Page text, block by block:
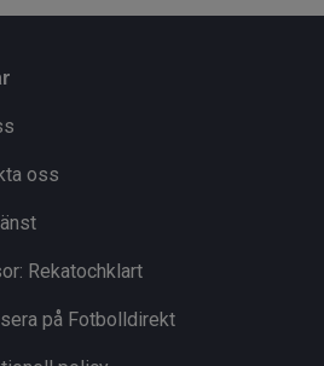
oss
Rekatochklart
på Fotbolldirekt